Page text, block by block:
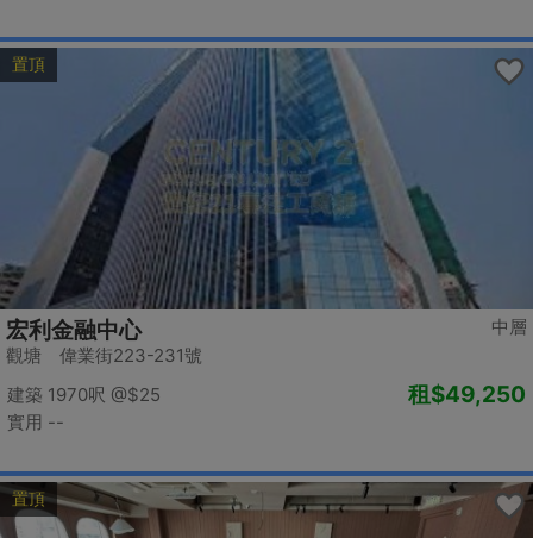
置頂
中層
宏利金融中心
觀塘 偉業街223-231號
建築 1970呎 @$25
實用 --
租$49,250
置頂